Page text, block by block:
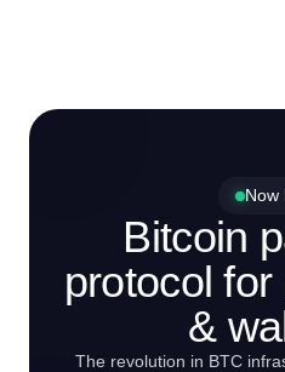
Now
Bitcoin
protocol
&
The revolution in BTC